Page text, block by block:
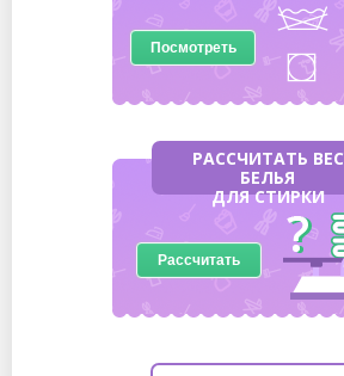
Посмотреть
РАССЧИТАТЬ ВЕС
БЕЛЬЯ
ДЛЯ СТИРКИ
Рассчитать